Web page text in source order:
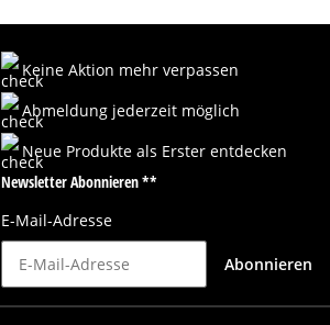
Keine Aktion mehr verpassen
Abmeldung jederzeit möglich
Neue Produkte als Erster entdecken
Newsletter Abonnieren **
E-Mail-Adresse
Abonnieren